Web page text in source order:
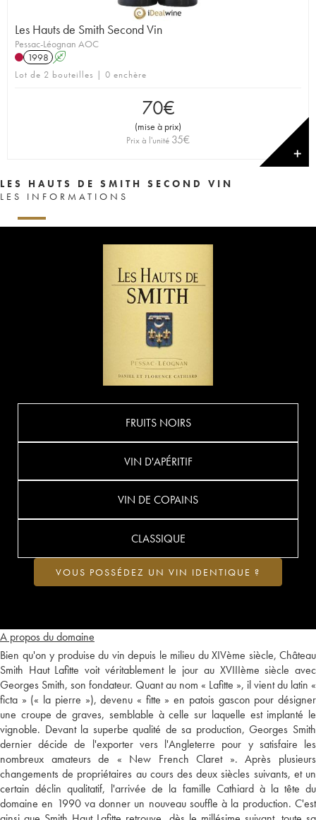
Les Hauts de Smith Second Vin
Pessac-Léognan AOC
1998 A
Lot de 2 bouteilles | 0 enchère
70€
(mise à prix)
Prix à l'unité 35€
✕
LES HAUTS DE SMITH SECOND VIN
LES INFORMATIONS
A propos du domaine
Bien qu'on y produise du vin depuis le milieu du XIVème siècle, Château
Smith Haut Lafitte voit véritablement le jour au XVIIIème siècle avec
Georges Smith, son fondateur. Quant au nom « Lafitte », il vient du latin «
ficta » (« la pierre »), devenu « fitte » en patois gascon pour désigner
une croupe de graves, semblable à celle sur laquelle est implanté le
vignoble. Devant la superbe qualité de sa production, Georges Smith
dernier décide de l'exporter vers l'Angleterre pour y satisfaire les
nombreux amateurs de « New French Claret ». Après plusieurs
changements de propriétaires au cours des deux siècles suivants, et un
certain déclin qualitatif, l'arrivée de la famille Cathiard à la tête du
domaine en 1990 va donner un nouveau souffle à la production. C'est
FRUITS NOIRS
VIN D'APÉRITIF
VIN DE COPAINS
CLASSIQUE
VOUS POSSÉDEZ UN VIN IDENTIQUE ?